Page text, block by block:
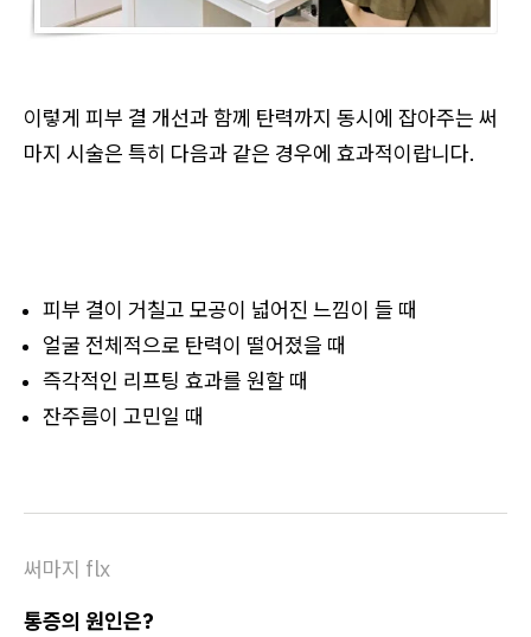
이렇게 피부 결 개선과 함께 탄력까지 동시에 잡아주는 써
마지 시술은 특히 다음과 같은 경우에 효과적이랍니다.
피부 결이 거칠고 모공이 넓어진 느낌이 들 때
얼굴 전체적으로 탄력이 떨어졌을 때
즉각적인 리프팅 효과를 원할 때
잔주름이 고민일 때
써마지 flx
통증의 원인은?